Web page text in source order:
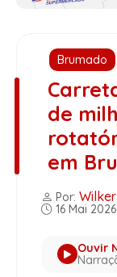
Brumado
de
em
Por:
16 Mai
Ouvir